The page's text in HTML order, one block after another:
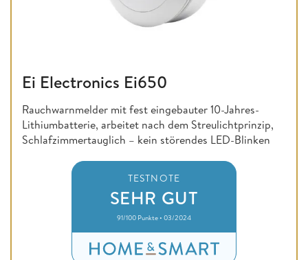
Ei Electronics Ei650
Rauchwarnmelder mit fest eingebauter 10-Jahres-
Lithiumbatterie, arbeitet nach dem Streulichtprinzip,
Schlafzimmertauglich – kein störendes LED-Blinken
TESTNOTE
SEHR GUT
91/100 Punkte • 03/2024